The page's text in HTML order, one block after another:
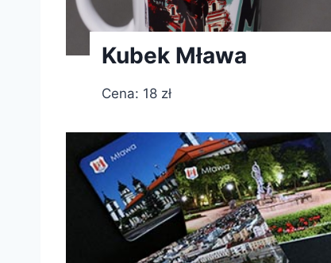
Kubek Mława
Cena: 18 zł